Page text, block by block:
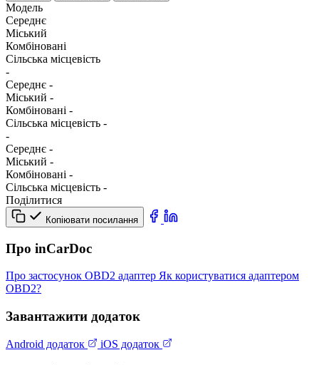
Модель
Середнє
Міський
Комбіновані
Сільська місцевість
-
Середнє -
Міський -
Комбіновані -
Сільська місцевість -
-
Середнє -
Міський -
Комбіновані -
Сільська місцевість -
Поділитися
Копіювати посилання
Про inCarDoc
Про застосунок OBD2 адаптер Як користуватися адаптером
OBD2?
Завантажити додаток
Android додаток iOS додаток